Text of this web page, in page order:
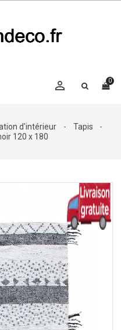
0

d'intérieur
Tapis
120 x 180